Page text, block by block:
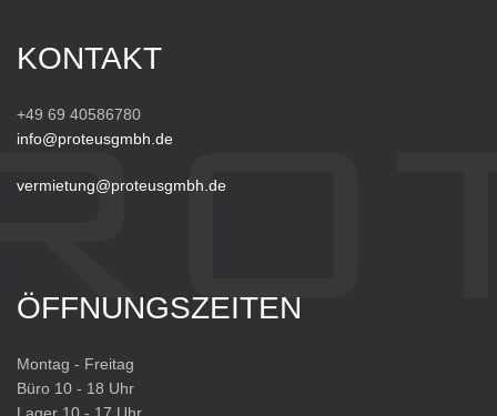
KONTAKT
+49 69 40586780
info@proteusgmbh.de
vermietung@proteusgmbh.de
ÖFFNUNGSZEITEN
Montag - Freitag
Büro 10 - 18 Uhr